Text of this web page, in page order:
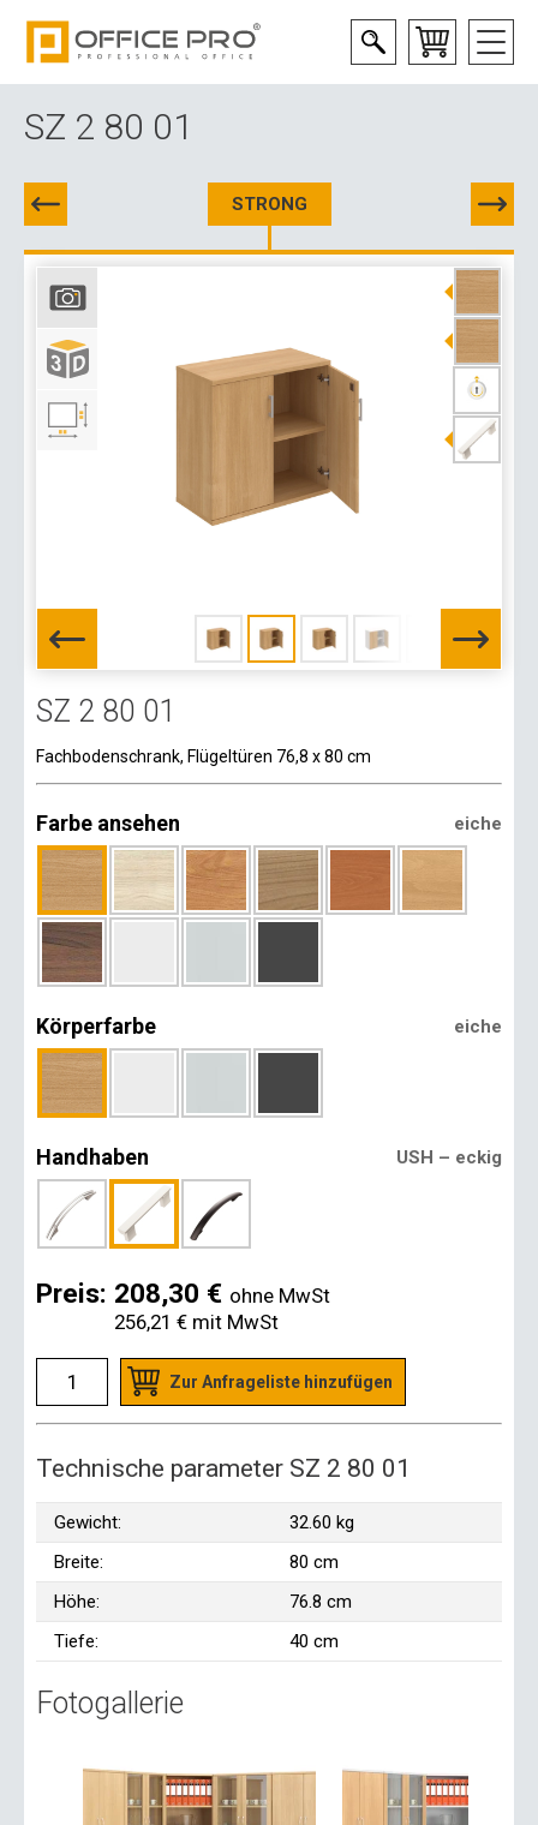
SZ 2 80 01
STRONG
SZ 2 80 01
Fachbodenschrank, Flügeltüren 76,8 x 80 cm
Farbe ansehen eiche
Körperfarbe eiche
Handhaben USH – eckig
Preis: 208,30 € ohne MwSt
256,21 € mit MwSt
Zur Anfrageliste hinzufügen
Technische parameter SZ 2 80 01
Gewicht:
32.60 kg
Breite:
80 cm
Höhe:
76.8 cm
Tiefe:
40 cm
Fotogallerie